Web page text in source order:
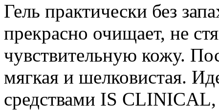
Гель практически без
прекрасно очищает, не
чувствительную кожу.
мягкая и шелковистая.
средствами IS